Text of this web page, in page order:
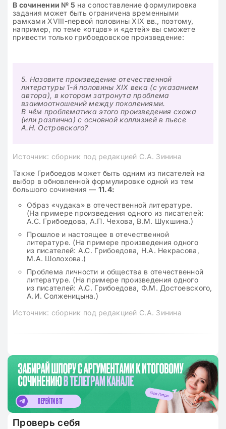
В сочинении № 5 на сопоставление формулировка
задания может быть ограничена временными
рамками XVIII-первой половины XIX вв., поэтому,
например, по теме «отцов» и «детей» вы сможете
привести только грибоедовское произведение:
5. Назовите произведение отечественной
литературы 1-й половины XIX века (с указанием
автора), в котором затронута проблема
взаимоотношений между поколениями.
В чём проблематика этого произведения схожа
(или различна) с основной коллизией в пьесе
А.Н. Островского?
Источник: сборник под редакцией С.А. Зинина
Также Грибоедов может быть одним из писателей на
выбор в обновленной формулировке одной из тем
большого сочинения — 11.4:
Образ «чудака» в отечественной литературе.
(На примере произведения одного из писателей:
А.С. Грибоедова, А.П. Чехова, В.М. Шукшина.)
Прошлое и настоящее в отечественной
литературе. (На примере произведения одного
из писателей: А.С. Грибоедова, Н.А. Некрасова,
М.А. Шолохова.)
Проблема личности и общества в отечественной
литературе. (На примере произведения одного
из писателей: А.С. Грибоедова, Ф.М. Достоевского,
А.И. Солженицына.)
Источник: сборник под редакцией С.А. Зинина
ПЕРЕЙТИ В ТГ
Проверь себя